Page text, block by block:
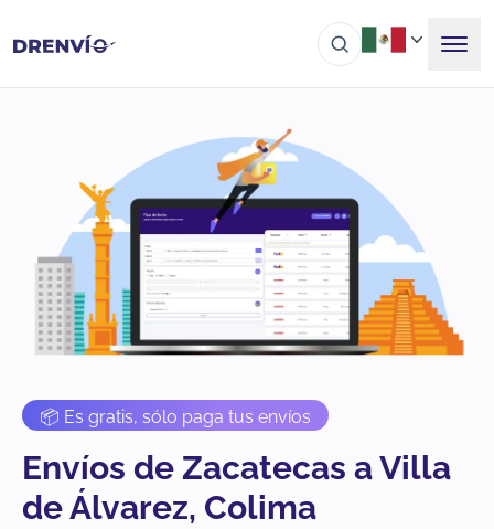
📦 Es gratis, sólo paga tus envíos
Envíos de Zacatecas a Villa
de Álvarez, Colima